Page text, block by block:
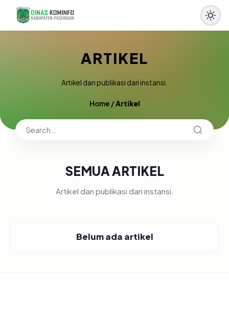
ARTIKEL
Artikel dan publikasi dari instansi.
Home /Artikel
SEMUA ARTIKEL
Artikel dan publikasi dari instansi.
Belum ada artikel